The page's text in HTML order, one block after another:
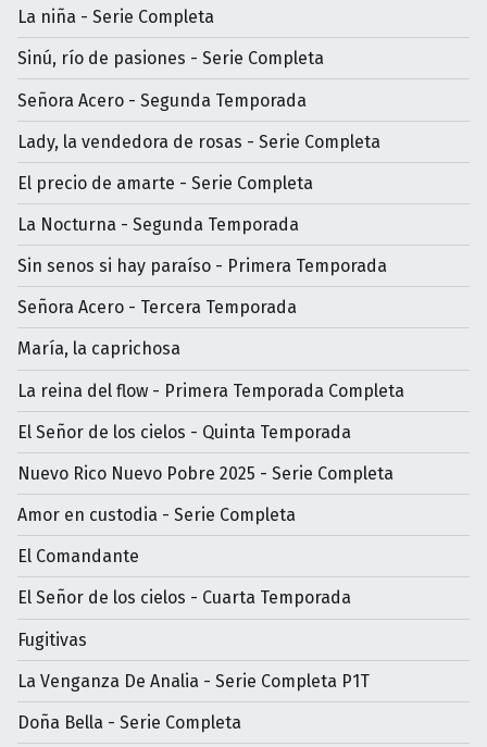
La niña - Serie Completa
Sinú, río de pasiones - Serie Completa
Señora Acero - Segunda Temporada
Lady, la vendedora de rosas - Serie Completa
El precio de amarte - Serie Completa
La Nocturna - Segunda Temporada
Sin senos si hay paraíso - Primera Temporada
Señora Acero - Tercera Temporada
María, la caprichosa
La reina del flow - Primera Temporada Completa
El Señor de los cielos - Quinta Temporada
Nuevo Rico Nuevo Pobre 2025 - Serie Completa
Amor en custodia - Serie Completa
El Comandante
El Señor de los cielos - Cuarta Temporada
Fugitivas
La Venganza De Analia - Serie Completa P1T
Doña Bella - Serie Completa